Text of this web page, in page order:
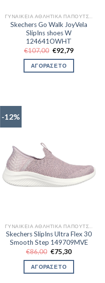
ΓΥΝΑΙΚΕΊΑ ΑΘΛΗΤΙΚΆ ΠΑΠΟΎΤΣΙΑ TRAINNING
Skechers Go Walk JoyVela
SlipIns shoes W
124641OWHT
€107,00 Original
price
was:
€107,00.
€92,79Η
€92,79.
ΑΓΟΡΑΣΕ ΤΟ
-12%
Skechers SlipIns Ultra Flex 30
Smooth Step 149709MVE
€86,00 Original
price
was:
€86,00.
€75,30Η
ΑΓΟΡΑΣΕ ΤΟ